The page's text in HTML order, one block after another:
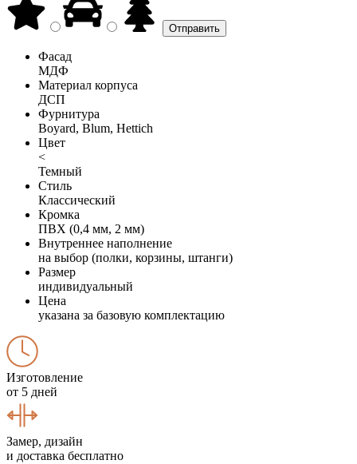
Фасад
МДФ
Материал корпуса
ДСП
Фурнитура
Boyard, Blum, Hettich
Цвет
<
Темный
Стиль
Классический
Кромка
ПВХ (0,4 мм, 2 мм)
Внутреннее наполнение
на выбор (полки, корзины, штанги)
Размер
индивидуальный
Цена
указана за базовую комплектацию
Изготовление
от 5 дней
Замер, дизайн
и доставка бесплатно